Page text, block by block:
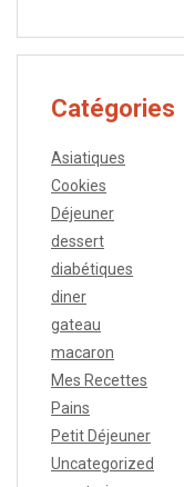
Catégories
Asiatiques
Cookies
Déjeuner
dessert
diabétiques
diner
gateau
macaron
Mes Recettes
Pains
Petit Déjeuner
Uncategorized